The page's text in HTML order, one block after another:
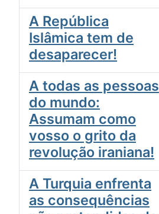
A República
Islâmica tem de
desaparecer!
A todas as pessoas
do mundo:
Assumam como
vosso o grito da
revolução iraniana!
A Turquia enfrenta
as consequências